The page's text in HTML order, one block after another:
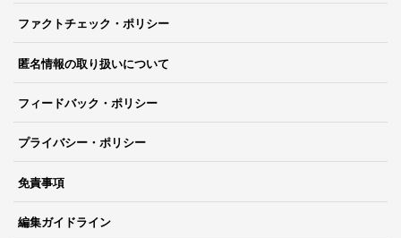
ファクトチェック・ポリシー
匿名情報の取り扱いについて
フィードバック・ポリシー
プライバシー・ポリシー
免責事項
編集ガイドライン